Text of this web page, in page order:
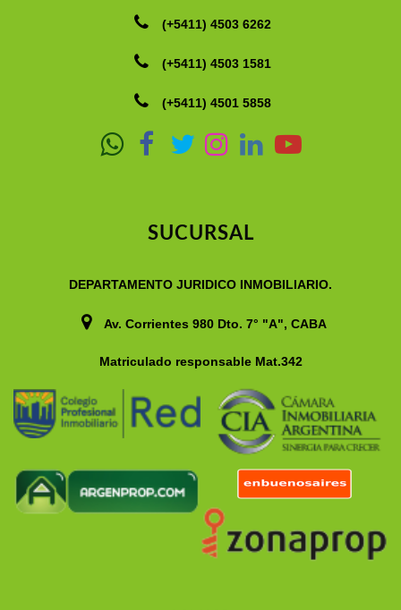
(+5411) 4503 6262
(+5411) 4503 1581
(+5411) 4501 5858
SUCURSAL
DEPARTAMENTO JURIDICO INMOBILIARIO.
Av. Corrientes 980 Dto. 7° "A", CABA
Matriculado responsable Mat.342